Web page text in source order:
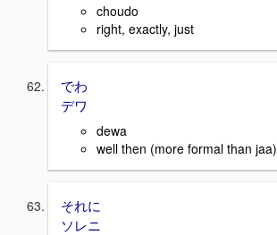
choudo
right, exactly, just
でわ
デワ
dewa
well then (more formal than jaa)
それに
ソレニ